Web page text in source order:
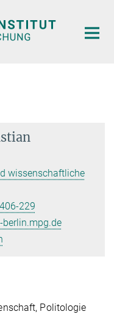
wissenschaftliche
229
berlin.mpg.de
Politologie